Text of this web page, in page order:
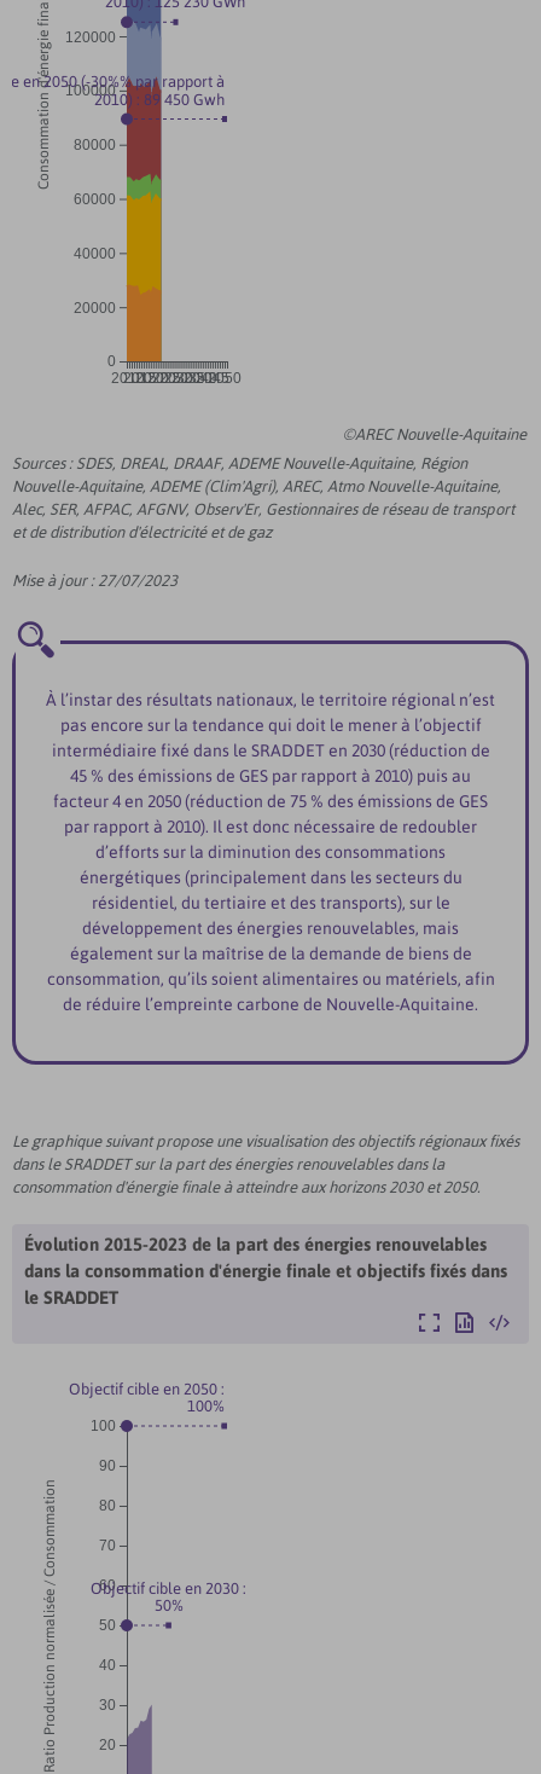
©AREC Nouvelle-Aquitaine
2010
2015
2020
2025
2030
2035
2040
2045
2050
0
20000
40000
60000
80000
100000
120000
Consommation d'énergie finale
en 2050 (-30%% par rapport à
2010) : 89 450 Gwh
Sources : SDES, DREAL, DRAAF, ADEME Nouvelle-Aquitaine, Région
Nouvelle-Aquitaine, ADEME (Clim'Agri), AREC, Atmo Nouvelle-Aquitaine,
Alec, SER, AFPAC, AFGNV, Observ'Er, Gestionnaires de réseau de transport
et de distribution d'électricité et de gaz
Mise à jour : 27/07/2023
À l’instar des résultats nationaux, le territoire régional n’est
pas encore sur la tendance qui doit le mener à l’objectif
intermédiaire fixé dans le SRADDET en 2030 (réduction de
45 % des émissions de GES par rapport à 2010) puis au
facteur 4 en 2050 (réduction de 75 % des émissions de GES
par rapport à 2010). Il est donc nécessaire de redoubler
d’efforts sur la diminution des consommations
énergétiques (principalement dans les secteurs du
résidentiel, du tertiaire et des transports), sur le
développement des énergies renouvelables, mais
également sur la maîtrise de la demande de biens de
consommation, qu’ils soient alimentaires ou matériels, afin
de réduire l’empreinte carbone de Nouvelle-Aquitaine.
Le graphique suivant propose une visualisation des objectifs régionaux fixés
dans le SRADDET sur la part des énergies renouvelables dans la
consommation d'énergie finale à atteindre aux horizons 2030 et 2050.
Évolution 2015-2023 de la part des énergies renouvelables
dans la consommation d'énergie finale et objectifs fixés dans
le SRADDET
AgrandirExporter
20
30
40
50
60
70
80
90
100
Ratio Production normalisée / Consommation
Objectif cible en 2030 :
50%
Objectif cible en 2050 :
100%